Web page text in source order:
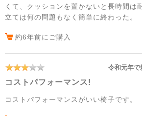
くて、クッションを置かないと長時間
立ては何の問題もなく簡単に終わった。
約6年前にご購入
令和元年で
コストパフォーマンス!
コストパフォーマンスがいい椅子です。